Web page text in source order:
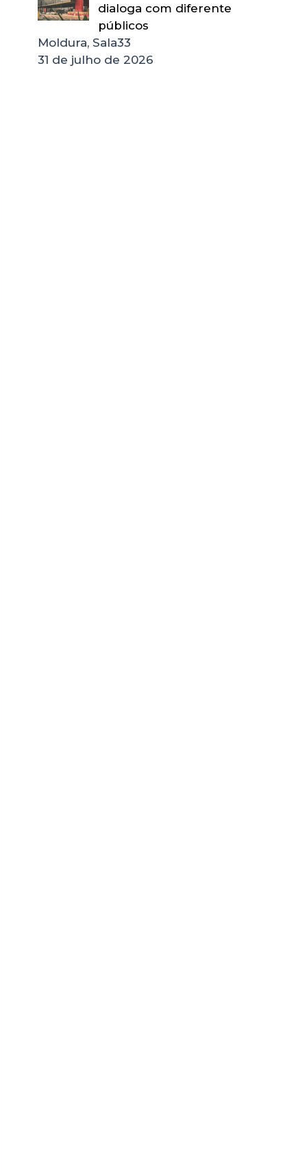
dialoga com diferente
públicos
Moldura, Sala33
31 de julho de 2026